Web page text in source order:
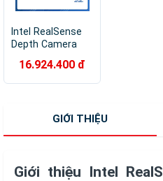
Intel RealSense
Depth Camera
Chính Hãng
16.924.400 đ
GIỚI THIỆU
Giới thiệu Intel